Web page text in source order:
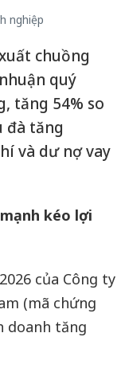
nghiệp
chuồng
quý
tăng 54% so
đà tăng
và dư nợ vay
kéo lợi
của Công ty
(mã chứng
doanh tăng